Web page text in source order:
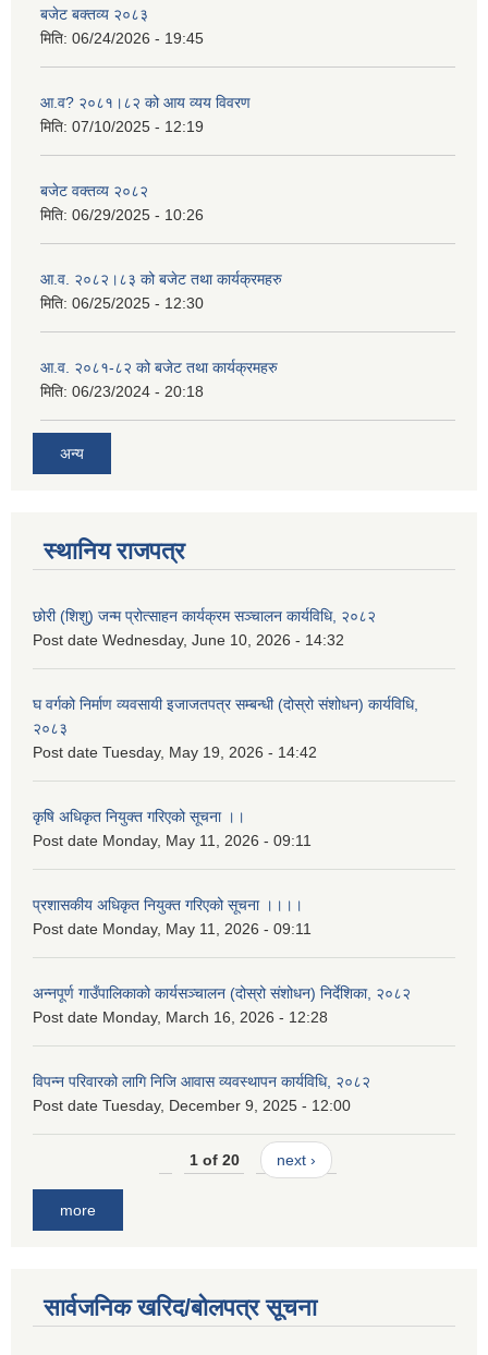
बजेट बक्तव्य २०८३
मिति: 06/24/2026 - 19:45
आ.व? २०८१।८२ को आय व्यय विवरण
मिति: 07/10/2025 - 12:19
बजेट वक्तव्य २०८२
मिति: 06/29/2025 - 10:26
आ.व. २०८२।८३ को बजेट तथा कार्यक्रमहरु
मिति: 06/25/2025 - 12:30
आ.व. २०८१-८२ को बजेट तथा कार्यक्रमहरु
मिति: 06/23/2024 - 20:18
अन्य
स्थानिय राजपत्र
छोरी (शिशु) जन्म प्रोत्साहन कार्यक्रम सञ्चालन कार्यविधि, २०८२
Post date Wednesday, June 10, 2026 - 14:32
घ वर्गको निर्माण व्यवसायी इजाजतपत्र सम्बन्धी (दोस्रो संशोधन) कार्यविधि,
२०८३
Post date Tuesday, May 19, 2026 - 14:42
कृषि अधिकृत नियुक्त गरिएको सूचना ।।
Post date Monday, May 11, 2026 - 09:11
प्रशासकीय अधिकृत नियुक्त गरिएको सूचना ।।।।
Post date Monday, May 11, 2026 - 09:11
अन्नपूर्ण गाउँपालिकाको कार्यसञ्चालन (दोस्रो संशोधन) निर्देशिका, २०८२
Post date Monday, March 16, 2026 - 12:28
विपन्न परिवारको लागि निजि आवास व्यवस्थापन कार्यविधि, २०८२
Post date Tuesday, December 9, 2025 - 12:00
1 of 20 next ›
more
सार्वजनिक खरिद/बोलपत्र सूचना